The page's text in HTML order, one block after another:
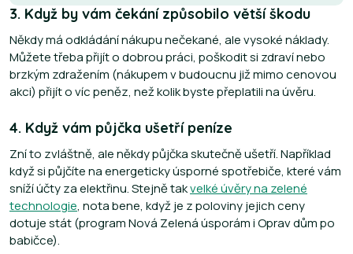
3. Když by vám čekání způsobilo větší škodu
Někdy má odkládání nákupu nečekané, ale vysoké náklady.
Můžete třeba přijít o dobrou práci, poškodit si zdraví nebo
brzkým zdražením (nákupem v budoucnu již mimo cenovou
akci) přijít o víc peněz, než kolik byste přeplatili na úvěru.
4. Když vám půjčka ušetří peníze
Zní to zvláštně, ale někdy půjčka skutečně ušetří. Například
když si půjčíte na energeticky úsporné spotřebiče, které vám
sníží účty za elektřinu. Stejně takvelké úvěry na zelené
technologie, nota bene, když je z poloviny jejich ceny
dotuje stát (program Nová Zelená úsporám i Oprav dům po
babičce).